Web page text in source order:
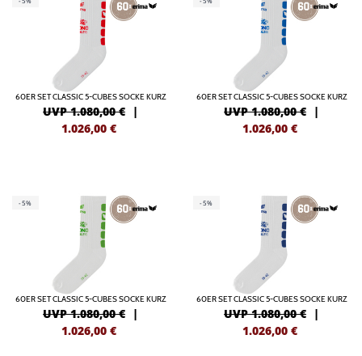
60ER SET CLASSIC 5-CUBES SOCKE KURZ
UVP 1.080,00 € |
1.026,00 €
60ER SET CLASSIC 5-CUBES SOCKE KURZ
UVP 1.080,00 € |
1.026,00 €
-5%
60ER SET CLASSIC 5-CUBES SOCKE KURZ
UVP 1.080,00 € |
1.026,00 €
-5%
60ER SET CLASSIC 5-CUBES SOCKE KURZ
UVP 1.080,00 € |
1.026,00 €